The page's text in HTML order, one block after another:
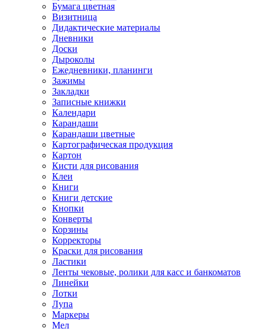
Бумага цветная
Визитница
Дидактические материалы
Дневники
Доски
Дыроколы
Ежедневники, планинги
Зажимы
Закладки
Записные книжки
Календари
Карандаши
Карандаши цветные
Картографическая продукция
Картон
Кисти для рисования
Клеи
Книги
Книги детские
Кнопки
Конверты
Корзины
Корректоры
Краски для рисования
Ластики
Ленты чековые, ролики для касс и банкоматов
Линейки
Лотки
Лупа
Маркеры
Мел